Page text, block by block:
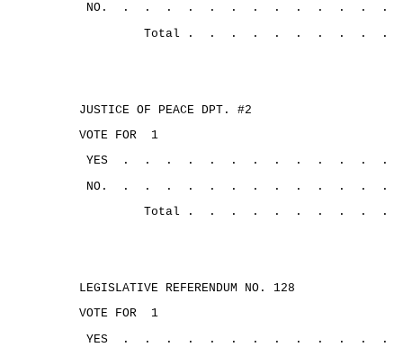
NO.
. . . . . . . . . . . .
.
Total .
. . . . . . . . .
JUSTICE OF PEACE DPT. #2
VOTE FOR
1
YES
. . . . . . . . . . . .
.
NO.
. . . . . . . . . . . .
.
Total .
. . . . . . . . .
LEGISLATIVE REFERENDUM NO. 128
VOTE FOR
1
YES
. . . . . . . . . . . .
.